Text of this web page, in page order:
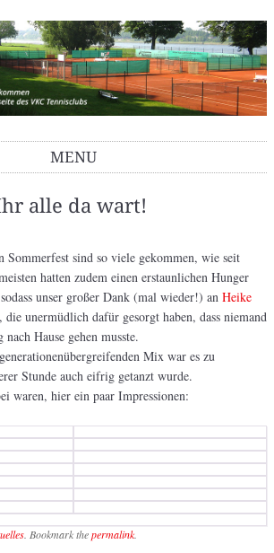
VKC Tennisclub
MENU
alle da wart!
Sommerfest sind so viele gekommen, wie seit
hatten zudem einen erstaunlichen Hunger
unser großer Dank (mal wieder!) an Heike
die unermüdlich dafür gesorgt haben, dass niemand
Hause gehen musste.
Mix war es zu
Stunde auch eifrig getanzt wurde.
waren, hier ein paar Impressionen:
. Bookmark thepermalink.